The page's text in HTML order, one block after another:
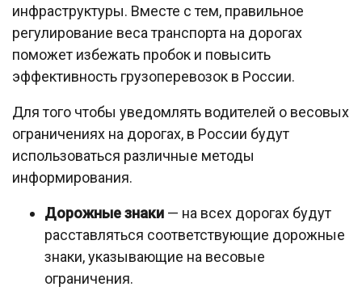
инфраструктуры. Вместе с тем, правильное
регулирование веса транспорта на дорогах
поможет избежать пробок и повысить
эффективность грузоперевозок в России.
Для того чтобы уведомлять водителей о весовых
ограничениях на дорогах, в России будут
использоваться различные методы
информирования.
Дорожные знаки — на всех дорогах будут
расставляться соответствующие дорожные
знаки, указывающие на весовые
ограничения.